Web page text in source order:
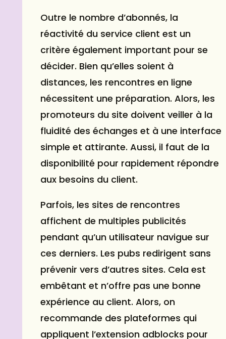
Outre le nombre d’abonnés, la
réactivité du service client est un
critère également important pour se
décider. Bien qu’elles soient à
distances, les rencontres en ligne
nécessitent une préparation. Alors, les
promoteurs du site doivent veiller à la
fluidité des échanges et à une interface
simple et attirante. Aussi, il faut de la
disponibilité pour rapidement répondre
aux besoins du client.
Parfois, les sites de rencontres
affichent de multiples publicités
pendant qu’un utilisateur navigue sur
ces derniers. Les pubs redirigent sans
prévenir vers d’autres sites. Cela est
embêtant et n’offre pas une bonne
expérience au client. Alors, on
recommande des plateformes qui
appliquent l’extension adblocks pour